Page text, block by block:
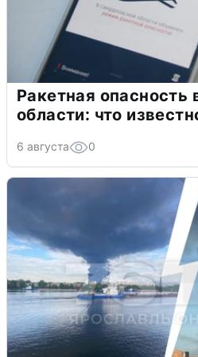
Ракетная опасность
области: что
6 августа 0